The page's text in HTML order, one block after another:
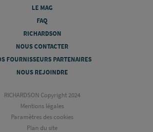
LE MAG
FAQ
RICHARDSON
NOUS CONTACTER
FOURNISSEURS PARTENAIRES
NOUS REJOINDRE
RICHARDSON Copyright 2024
Mentions légales
Paramètres des cookies
Plan du site